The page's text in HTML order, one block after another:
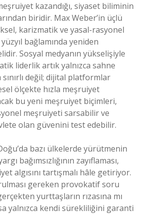
kazandığı, siyaset biliminin
biridir. Max Weber’in üçlü
karizmatik ve yasal-rasyonel
bağlamında yeniden
Sosyal medyanın yükselişiyle
liderlik artık yalnızca sahne
değil; dijital platformlar
ölçekte hızla meşruiyet
bu yeni meşruiyet biçimleri,
meşruiyeti sarsabilir ve
olan güvenini test edebilir.
bazı ülkelerde yürütmenin
bağımsızlığının zayıflaması,
algısını tartışmalı hâle getiriyor.
gereken provokatif soru
yurttaşların rızasına mı
yalnızca kendi sürekliliğini garanti